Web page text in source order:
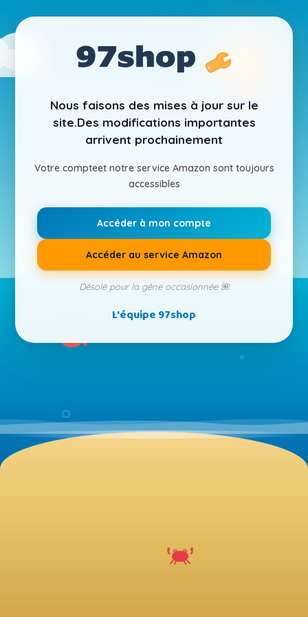
Nous faisons des mises à jour sur le
site.Des modifications importantes
arrivent prochainement
Votre compteet notre service Amazon sont toujours
accessibles
Accéder à mon compte
Accéder au service Amazon
Désolé pour la gêne occasionnée 🌺
L'équipe 97shop